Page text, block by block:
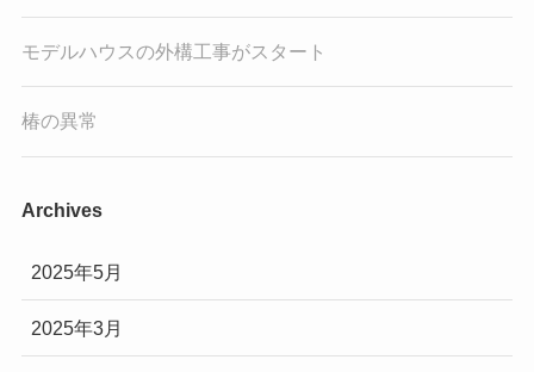
モデルハウスの外構工事がスタート
椿の異常
Archives
2025年5月
2025年3月